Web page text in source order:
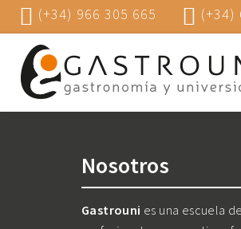
(+34) 966 305 665 (+34)
Nosotros
Gastrouni es una escuela